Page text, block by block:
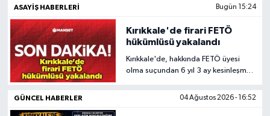
meslek hayatına 2026 yılından itibaren
Anadolu Ajansı (AA) Kırıkkale Muhabiri
olarak sürdürmektedir.
ASAYİŞ HABERLERİ Bugün 15:24
Kırıkkale'de firari FETÖ
hükümlüsü yakalandı
Kırıkkale'de, hakkında FETÖ üyesi
olma suçundan 6 yıl 3 ay kesinleşmiş
GÜNCEL HABERLER 04 Ağustos 2026 - 16:52
Haber Arşivi